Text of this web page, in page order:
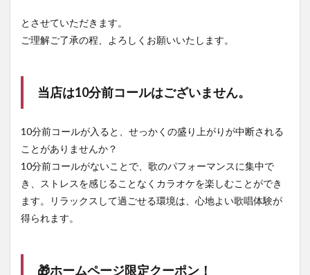
とさせていただきます。
ご理解ご了承の程、よろしくお願いいたします。
当店は10分前コールはございません。
10分前コールが入ると、せっかくの盛り上がりが中断される
ことがありませんか？
10分前コールがないことで、歌のパフォーマンスに集中で
き、ストレスを感じることなくカラオケを楽しむことができ
ます。リラックスして過ごせる環境は、心地よい歌唱体験が
得られます。
🎁ホームページ限定クーポン！